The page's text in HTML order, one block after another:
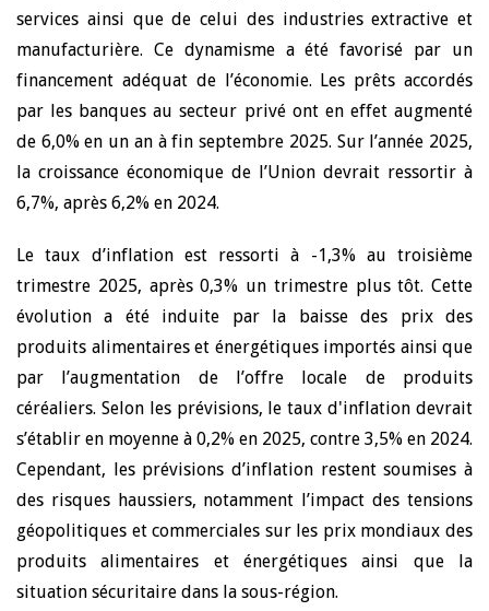
services ainsi que de celui des industries extractive et
manufacturière. Ce dynamisme a été favorisé par un
financement adéquat de l’économie. Les prêts accordés
par les banques au secteur privé ont en effet augmenté
de 6,0% en un an à fin septembre 2025. Sur l’année 2025,
la croissance économique de l’Union devrait ressortir à
6,7%, après 6,2% en 2024.
Le taux d’inflation est ressorti à -1,3% au troisième
trimestre 2025, après 0,3% un trimestre plus tôt. Cette
évolution a été induite par la baisse des prix des
produits alimentaires et énergétiques importés ainsi que
par l’augmentation de l’offre locale de produits
céréaliers. Selon les prévisions, le taux d'inflation devrait
s’établir en moyenne à 0,2% en 2025, contre 3,5% en 2024.
Cependant, les prévisions d’inflation restent soumises à
des risques haussiers, notamment l’impact des tensions
géopolitiques et commerciales sur les prix mondiaux des
produits alimentaires et énergétiques ainsi que la
situation sécuritaire dans la sous-région.